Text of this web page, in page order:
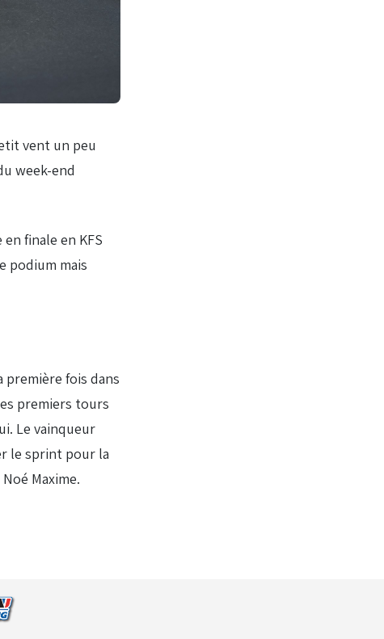
vent un peu
week-end
finale en KFS
podium mais
première fois dans
premiers tours
Le vainqueur
le sprint pour la
Maxime.